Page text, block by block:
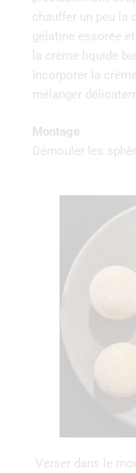
chauffer un peu la
gélatine essorée
la crème liquide
Incorporer la
mélanger
Montage
Démouler les
Verser dans le